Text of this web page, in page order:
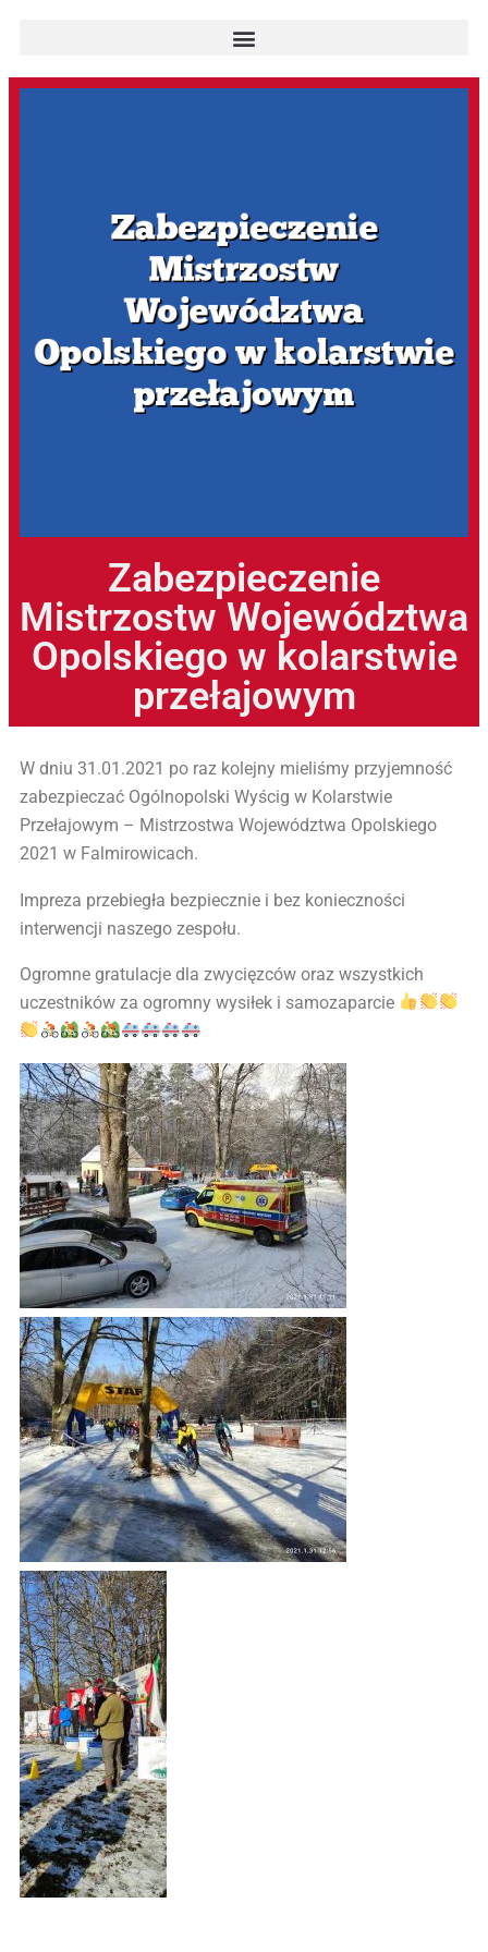
Zabezpieczenie
Mistrzostw Województwa
Opolskiego w kolarstwie
przełajowym
W dniu 31.01.2021 po raz kolejny mieliśmy przyjemność
zabezpieczać Ogólnopolski Wyścig w Kolarstwie
Przełajowym – Mistrzostwa Województwa Opolskiego
2021 w Falmirowicach.
Impreza przebiegła bezpiecznie i bez konieczności
interwencji naszego zespołu.
Ogromne gratulacje dla zwycięzców oraz wszystkich
uczestników za ogromny wysiłek i samozaparcie